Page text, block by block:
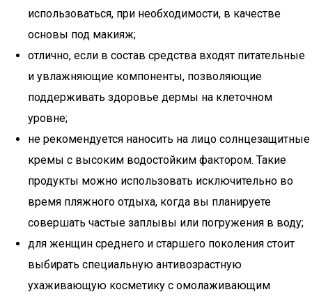
использоваться, при необходимости, в качестве
основы под макияж;
отлично, если в состав средства входят питательные
и увлажняющие компоненты, позволяющие
поддерживать здоровье дермы на клеточном
уровне;
не рекомендуется наносить на лицо солнцезащитные
кремы с высоким водостойким фактором. Такие
продукты можно использовать исключительно во
время пляжного отдыха, когда вы планируете
совершать частые заплывы или погружения в воду;
для женщин среднего и старшего поколения стоит
выбирать специальную антивозрастную
ухаживающую косметику с омолаживающим